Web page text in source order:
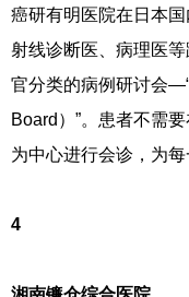
癌研有明医院在日本
射线诊断医、病理医
官分类的病例研讨会
Board）”。患者不需
为中心进行会诊，为
4